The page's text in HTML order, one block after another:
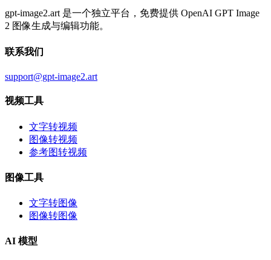
gpt-image2.art 是一个独立平台，免费提供 OpenAI GPT Image
2 图像生成与编辑功能。
联系我们
support@gpt-image2.art
视频工具
文字转视频
图像转视频
参考图转视频
图像工具
文字转图像
图像转图像
AI 模型